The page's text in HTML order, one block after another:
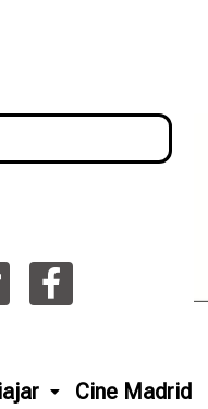
Cine Madrid